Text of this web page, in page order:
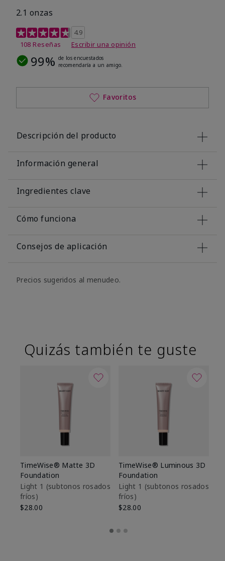
2.1 onzas
Calificación de clientes de 5 de 5
4.9
108 Reseñas
Escribir una opinión
99% de los encuestados
recomendaría a un amigo.
Favoritos
Descripción del producto
Información general
Ingredientes clave
Cómo funciona
Consejos de aplicación
Precios sugeridos al menudeo.
Quizás también te guste
TimeWise® Matte 3D
Foundation
Light 1​ (subtonos rosados
fríos)
$28.00
TimeWise® Luminous 3D
Foundation
Light 1​ (subtonos rosados
fríos)
$28.00